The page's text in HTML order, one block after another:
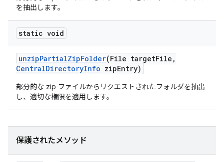
を抽出します。
static void
unzipPartialZipFolder(File targetFile ,
CentralDirectoryInfo zipEntry)
部分的な zip ファイルからリクエストされたフォルダを抽出
し、適切な権限を適用します。
保護されたメソッド